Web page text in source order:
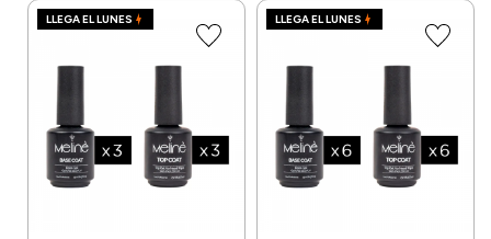
LLEGA EL LUNES LLEGA EL LUNES